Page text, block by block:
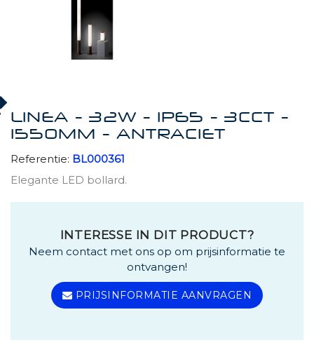
LINEA - 32W - IP65 - 3CCT -
1550MM - ANTRACIET
Referentie: BL000361
Elegante LED bollard.
INTERESSE IN DIT PRODUCT?
Neem contact met ons op om prijsinformatie te
ontvangen!
PRIJSINFORMATIE AANVRAGEN